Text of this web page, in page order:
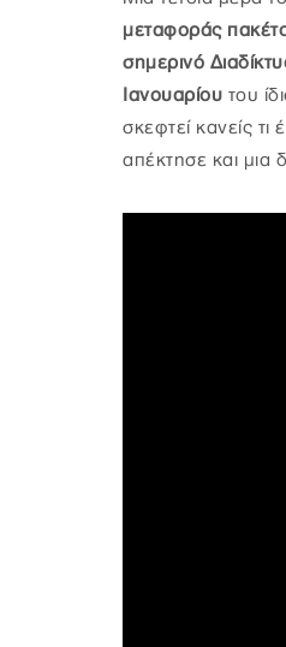
μεταφοράς
σημερινό
Ιανουαρίου του
σκεφτεί κανείς τι
απέκτησε και μια